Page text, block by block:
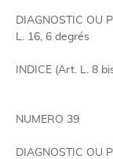
DIAGNOSTIC OU
L. 16, 6 degrés
INDICE (Art. L. 8
NUMERO 39
DIAGNOSTIC OU